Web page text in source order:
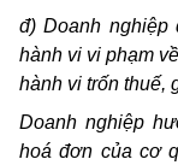
đ) Doanh
hành vi vi phạm
hành vi trốn thuế,
Doanh nghiệp
hoá đơn của cơ